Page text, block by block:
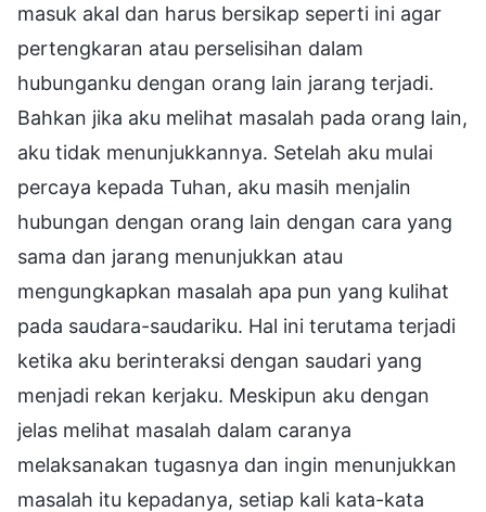
masuk akal dan harus bersikap seperti ini agar
pertengkaran atau perselisihan dalam
hubunganku dengan orang lain jarang terjadi.
Bahkan jika aku melihat masalah pada orang lain,
aku tidak menunjukkannya. Setelah aku mulai
percaya kepada Tuhan, aku masih menjalin
hubungan dengan orang lain dengan cara yang
sama dan jarang menunjukkan atau
mengungkapkan masalah apa pun yang kulihat
pada saudara-saudariku. Hal ini terutama terjadi
ketika aku berinteraksi dengan saudari yang
menjadi rekan kerjaku. Meskipun aku dengan
jelas melihat masalah dalam caranya
melaksanakan tugasnya dan ingin menunjukkan
masalah itu kepadanya, setiap kali kata-kata